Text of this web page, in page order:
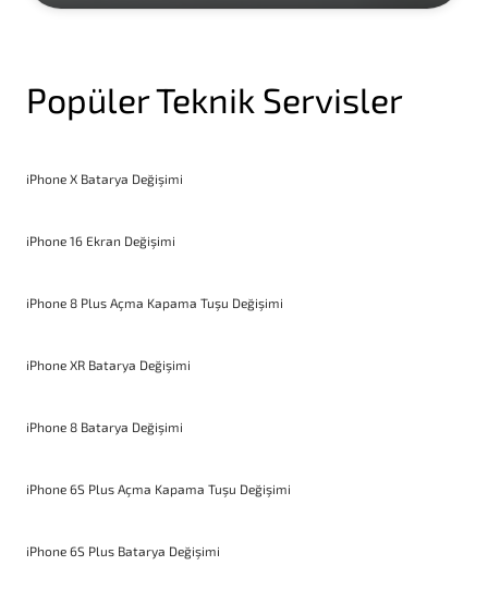
Popüler Teknik Servisler
iPhone X Batarya Değişimi
iPhone 16 Ekran Değişimi
iPhone 8 Plus Açma Kapama Tuşu Değişimi
iPhone XR Batarya Değişimi
iPhone 8 Batarya Değişimi
iPhone 6S Plus Açma Kapama Tuşu Değişimi
iPhone 6S Plus Batarya Değişimi